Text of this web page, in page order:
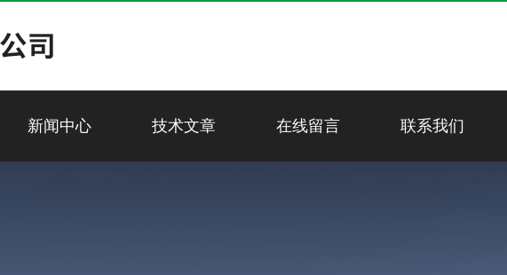
新闻中心 技术文章 在线留言 联系我们